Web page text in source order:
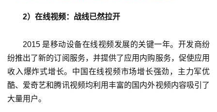
单
机
游
戏
2）在线视频：战线已然拉开
2015 是移动设备在线视频发展的关键一年。开发商纷
纷推出了新的订阅服务，并提供了应用内购服务，促使应用
收入爆炸式增长。中国在线视频市场增长强劲，主力军优
酷、爱奇艺和腾讯视频均利用丰富的国内外视频内容吸引了
大量用户。